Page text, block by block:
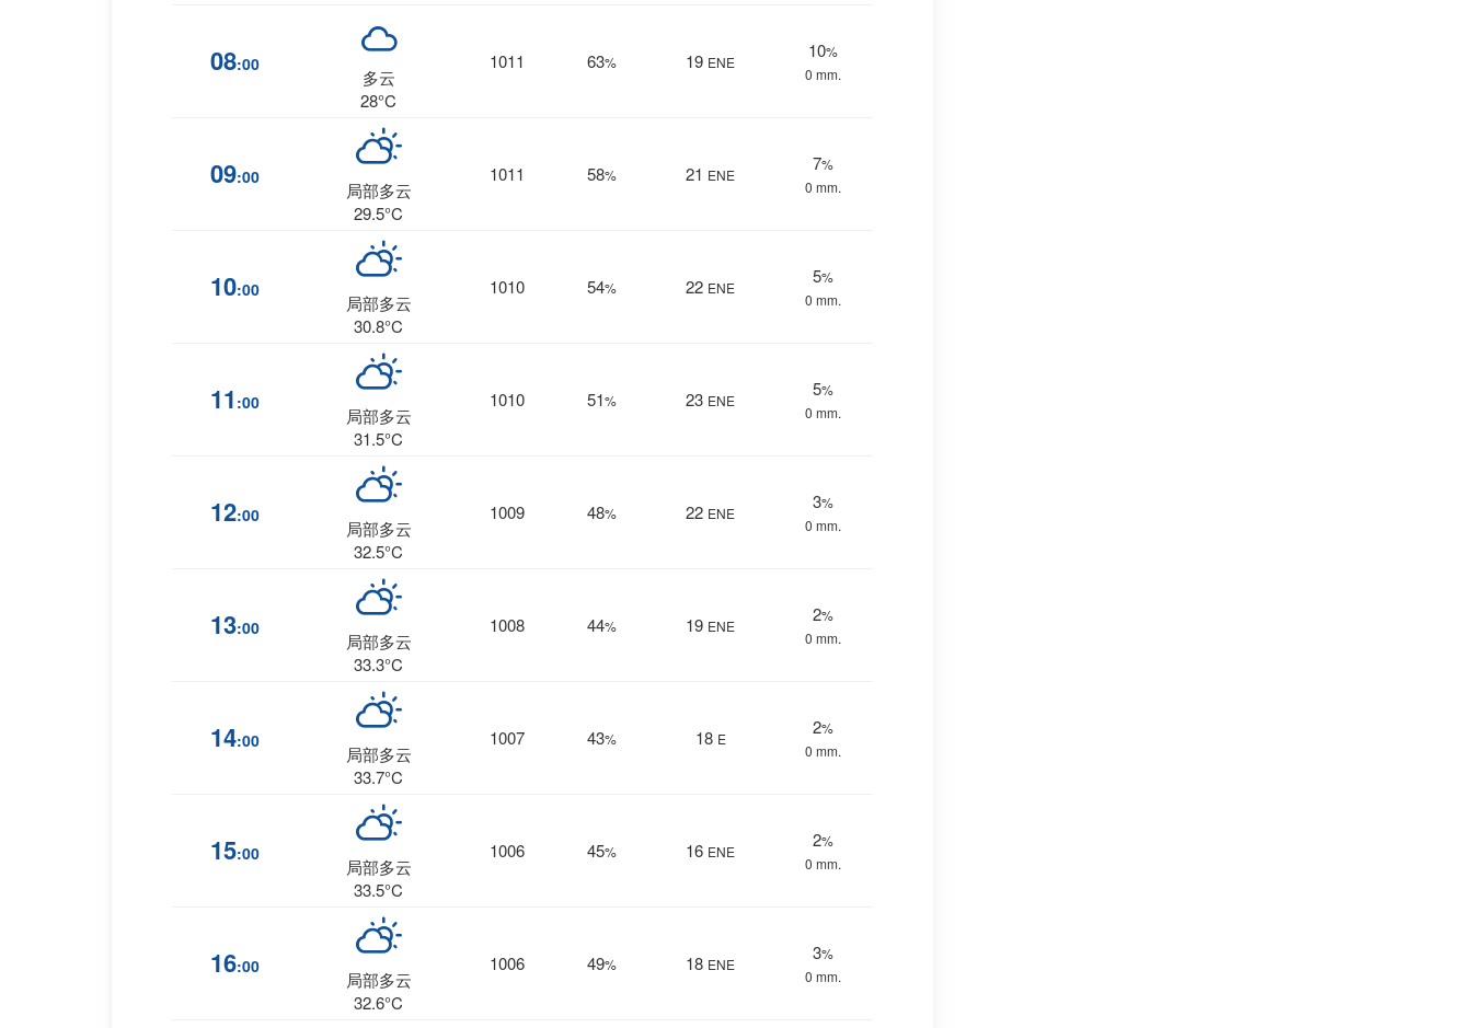
08:00
多云
28°C
1011 63% 19 ENE
10%
0 mm.
09:00
局部多云
29.5°C
1011 58% 21 ENE
7%
0 mm.
10:00
局部多云
30.8°C
1010 54% 22 ENE
5%
0 mm.
11 :00
局部多云
31.5°C
1010 51% 23 ENE
5%
0 mm.
12:00
局部多云
32.5°C
1009 48% 22 ENE
3%
0 mm.
13:00
局部多云
33.3°C
1008 44% 19 ENE
2%
0 mm.
14:00
局部多云
33.7°C
1007 43% 18 E
2%
0 mm.
15:00
局部多云
33.5°C
1006 45% 16 ENE
2%
0 mm.
16:00
局部多云
32.6°C
1006 49% 18 ENE
3%
0 mm.